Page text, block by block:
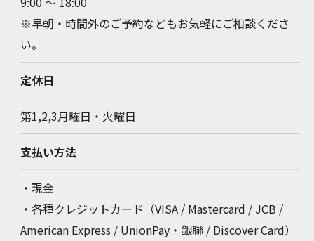
※早朝・時間外のご予約などもお気軽にご相談くださ
い。
定休日
第1,2,3月曜日・火曜日
支払い方法
・現金
・各種クレジットカード（VISA / Mastercard / JCB /
American Express / UnionPay・銀聯 / Discover Card）